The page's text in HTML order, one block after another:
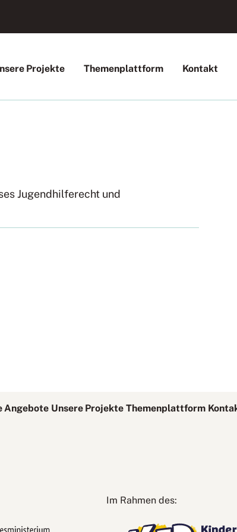
Projekte Themenplattform Kontakt
Jugendhilferecht und
Angebote Unsere Projekte Themenplattform
Im Rahmen des:
Jugendplan